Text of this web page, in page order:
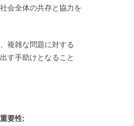
会全体の共存と協力を
複雑な問題に対する
す手助けとなること
要性: